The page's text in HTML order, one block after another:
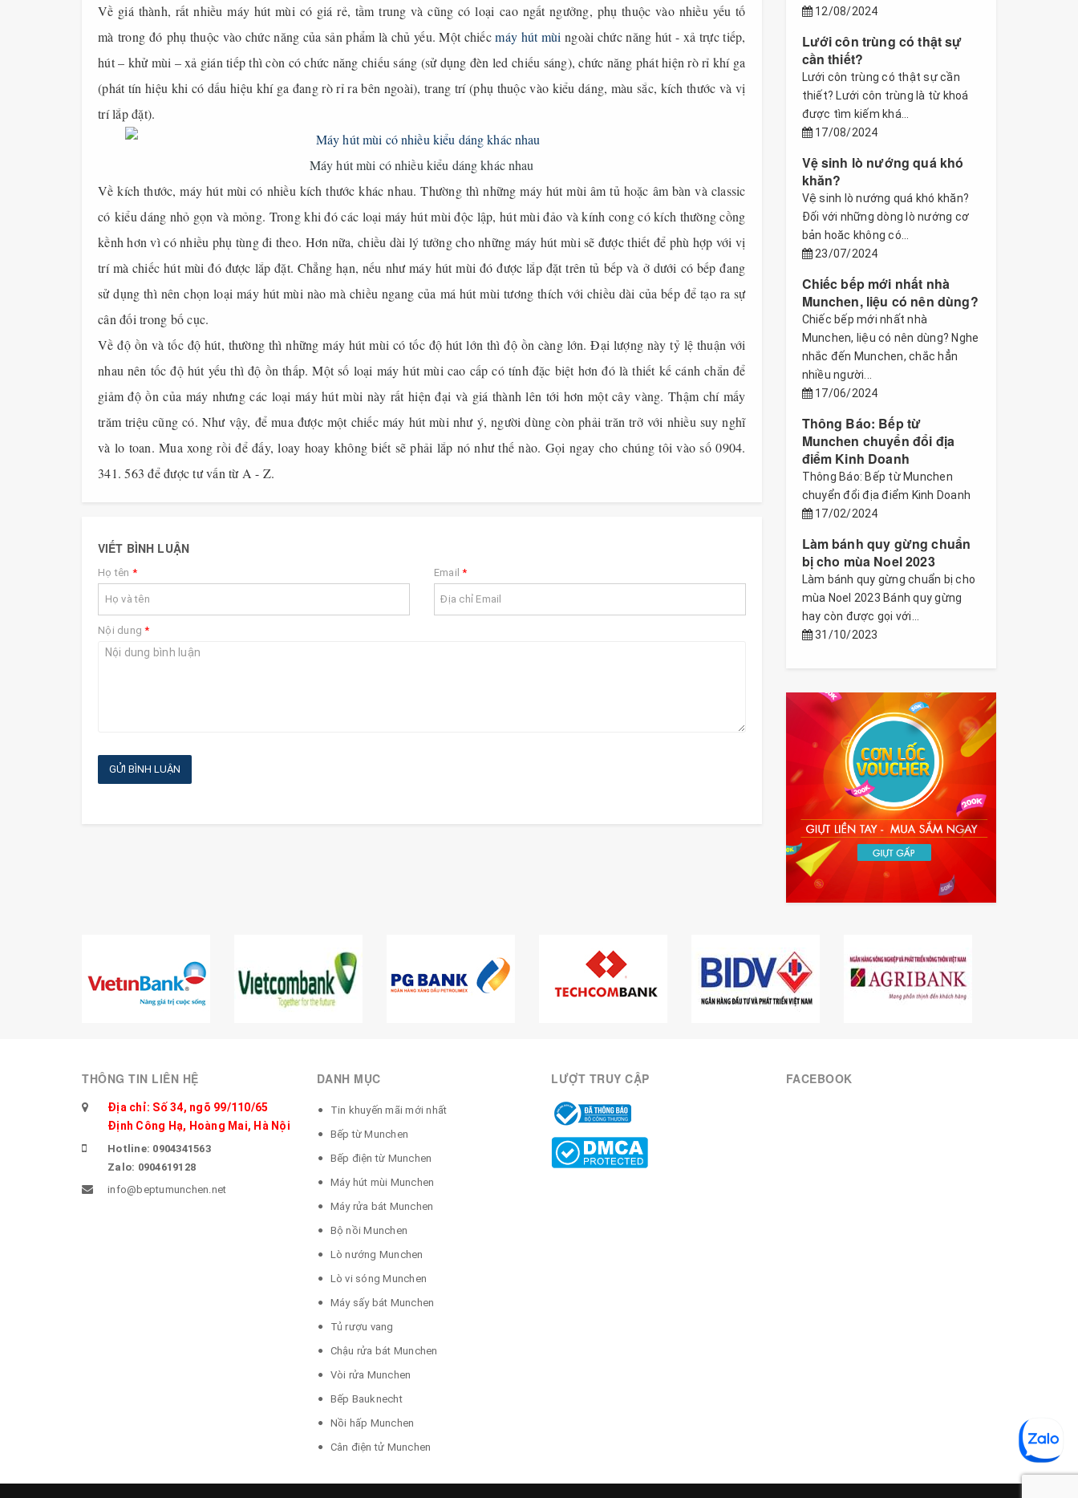
Về giá thành, rất nhiều máy hút mùi có giá rẻ, tầm trung và cũng có loại cao ngất ngưởng, phụ thuộc vào nhiều yếu tố
mà trong đó phụ thuộc vào chức năng của sản phẩm là chủ yếu. Một chiếcmáy hút mùingoài chức năng hút - xả trực tiếp,
hút – khử mùi – xả gián tiếp thì còn có chức năng chiếu sáng (sử dụng đèn led chiếu sáng), chức năng phát hiện rò rỉ khí ga
(phát tín hiệu khi có dấu hiệu khí ga đang rò rỉ ra bên ngoài), trang trí (phụ thuộc vào kiểu dáng, màu sắc, kích thước và vị
trí lắp đặt).
Máy hút mùi có nhiều kiểu dáng khác nhau
Về kích thước, máy hút mùi có nhiều kích thước khác nhau. Thường thì những máy hút mùi âm tủ hoặc âm bàn và classic
có kiểu dáng nhỏ gọn và mỏng. Trong khi đó các loại máy hút mùi độc lập, hút mùi đảo và kính cong có kích thường cồng
kềnh hơn vì có nhiều phụ tùng đi theo. Hơn nữa, chiều dài lý tưởng cho những máy hút mùi sẽ được thiết để phù hợp với vị
trí mà chiếc hút mùi đó được lắp đặt. Chẳng hạn, nếu như máy hút mùi đó được lắp đặt trên tủ bếp và ở dưới có bếp đang
sử dụng thì nên chọn loại máy hút mùi nào mà chiều ngang của má hút mùi tương thích với chiều dài của bếp để tạo ra sự
cân đối trong bố cục.
Về độ ồn và tốc độ hút, thường thì những máy hút mùi có tốc độ hút lớn thì độ ồn càng lớn. Đại lượng này tỷ lệ thuận với
nhau nên tốc độ hút yếu thì độ ồn thấp. Một số loại máy hút mùi cao cấp có tính đặc biệt hơn đó là thiết kế cánh chắn để
giảm độ ồn của máy nhưng các loại máy hút mùi này rất hiện đại và giá thành lên tới hơn một cây vàng. Thậm chí mấy
trăm triệu cũng có. Như vậy, để mua được một chiếc máy hút mùi như ý, người dùng còn phải trăn trở với nhiều suy nghĩ
và lo toan. Mua xong rồi để đấy, loay hoay không biết sẽ phải lắp nó như thế nào. Gọi ngay cho chúng tôi vào số 0904.
341. 563 để được tư vấn từ A - Z.
VIẾT BÌNH LUẬN
Họ tên * Email*
Nội dung*
GỬI BÌNH LUẬN
12/08/2024
Lưới côn trùng có thật sự
cần thiết?
Lưới côn trùng có thật sự cần
thiết? Lưới côn trùng là từ khoá
được tìm kiếm khá...
17/08/2024
Vệ sinh lò nướng quá khó
khăn?
Vệ sinh lò nướng quá khó khăn?
Đối với những dòng lò nướng cơ
bản hoăc không có...
23/07/2024
Chiếc bếp mới nhất nhà
Munchen, liệu có nên dùng?
Chiếc bếp mới nhất nhà
Munchen, liệu có nên dùng? Nghe
nhắc đến Munchen, chắc hẳn
nhiều người...
17/06/2024
Thông Báo: Bếp từ
Munchen chuyển đổi địa
điểm Kinh Doanh
Thông Báo: Bếp từ Munchen
chuyển đổi địa điểm Kinh Doanh
17/02/2024
Làm bánh quy gừng chuẩn
bị cho mùa Noel 2023
Làm bánh quy gừng chuẩn bị cho
mùa Noel 2023 Bánh quy gừng
hay còn được gọi với...
31/10/2023
THÔNG TIN LIÊN HỆ
Địa chỉ: Số 34, ngõ 99/110/65
Định Công Hạ, Hoàng Mai, Hà Nội
Hotline: 0904341563
Zalo: 0904619128
info@beptumunchen.net
DANH MỤC
Tin khuyến mãi mới nhất
Bếp từ Munchen
Bếp điện từ Munchen
Máy hút mùi Munchen
Máy rửa bát Munchen
Bộ nồi Munchen
Lò nướng Munchen
Lò vi sóng Munchen
Máy sấy bát Munchen
Tủ rượu vang
Chậu rửa bát Munchen
Vòi rửa Munchen
Bếp Bauknecht
Nồi hấp Munchen
Cân điện tử Munchen
LƯỢT TRUY CẬP FACEBOOK